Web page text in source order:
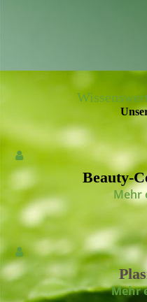
Beauty-
Mehr
Mehr